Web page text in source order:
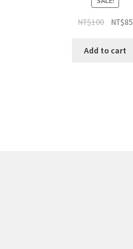
NT$100 NT$85
Add to cart